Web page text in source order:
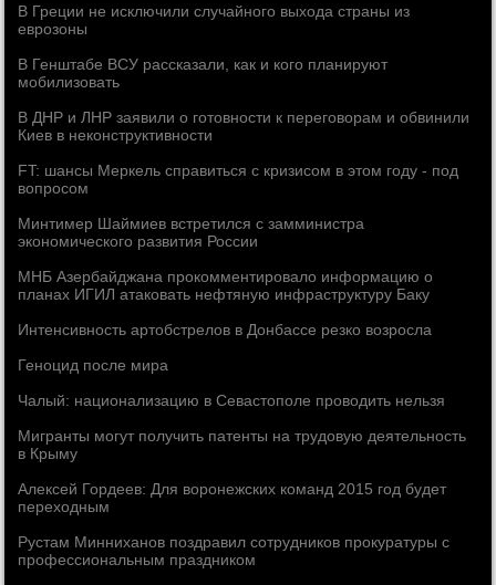
В Греции не исключили случайного выхода страны из
еврозоны
В Генштабе ВСУ рассказали, как и кого планируют
мобилизовать
В ДНР и ЛНР заявили о готовности к переговорам и обвинили
Киев в неконструктивности
FT: шансы Меркель справиться с кризисом в этом году - под
вопросом
Минтимер Шаймиев встретился с замминистра
экономического развития России
МНБ Азербайджана прокомментировало информацию о
планах ИГИЛ атаковать нефтяную инфраструктуру Баку
Интенсивность артобстрелов в Донбассе резко возросла
Геноцид после мира
Чалый: национализацию в Севастополе проводить нельзя
Мигранты могут получить патенты на трудовую деятельность
в Крыму
Алексей Гордеев: Для воронежских команд 2015 год будет
переходным
Рустам Минниханов поздравил сотрудников прокуратуры с
профессиональным праздником